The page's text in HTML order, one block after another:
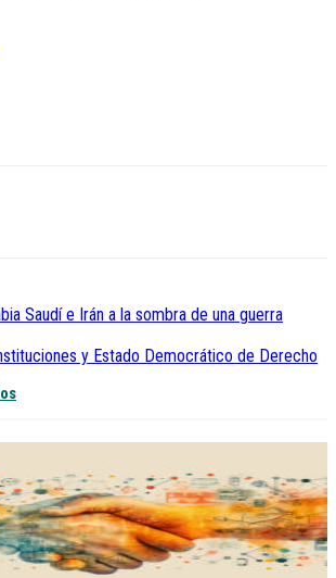
Saudí e Irán a la sombra de una guerra
y Estado Democrático de Derecho